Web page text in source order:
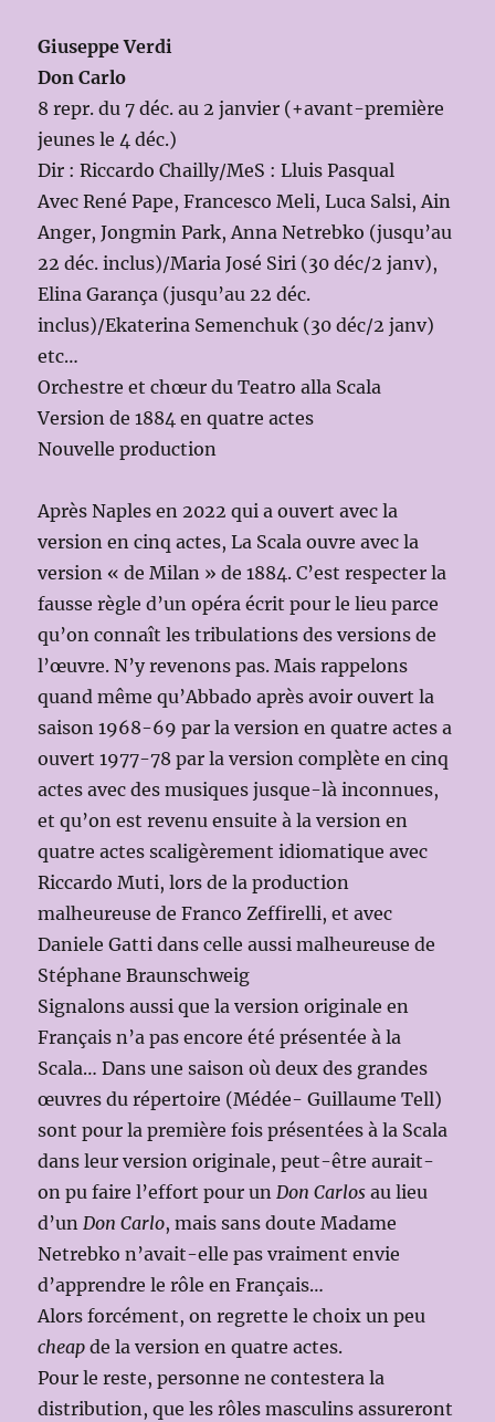
Giuseppe Verdi
Don Carlo
8 repr. du 7 déc. au 2 janvier (+avant-première
jeunes le 4 déc.)
Dir : Riccardo Chailly/MeS : Lluis Pasqual
Avec René Pape, Francesco Meli, Luca Salsi, Ain
Anger, Jongmin Park, Anna Netrebko (jusqu’au
22 déc. inclus)/Maria José Siri (30 déc/2 janv),
Elina Garança (jusqu’au 22 déc.
inclus)/Ekaterina Semenchuk (30 déc/2 janv)
etc…
Orchestre et chœur du Teatro alla Scala
Version de 1884 en quatre actes
Nouvelle production
Après Naples en 2022 qui a ouvert avec la
version en cinq actes, La Scala ouvre avec la
version « de Milan » de 1884. C’est respecter la
fausse règle d’un opéra écrit pour le lieu parce
qu’on connaît les tribulations des versions de
l’œuvre. N’y revenons pas. Mais rappelons
quand même qu’Abbado après avoir ouvert la
saison 1968-69 par la version en quatre actes a
ouvert 1977-78 par la version complète en cinq
actes avec des musiques jusque-là inconnues,
et qu’on est revenu ensuite à la version en
quatre actes scaligèrement idiomatique avec
Riccardo Muti, lors de la production
malheureuse de Franco Zeffirelli, et avec
Daniele Gatti dans celle aussi malheureuse de
Stéphane Braunschweig
Signalons aussi que la version originale en
Français n’a pas encore été présentée à la
Scala… Dans une saison où deux des grandes
œuvres du répertoire (Médée- Guillaume Tell)
sont pour la première fois présentées à la Scala
dans leur version originale, peut-être aurait-
on pu faire l’effort pour unDon Carlos au lieu
d’unDon Carlo, mais sans doute Madame
Netrebko n’avait-elle pas vraiment envie
d’apprendre le rôle en Français…
Alors forcément, on regrette le choix un peu
cheapde la version en quatre actes.
Pour le reste, personne ne contestera la
distribution, que les rôles masculins assureront